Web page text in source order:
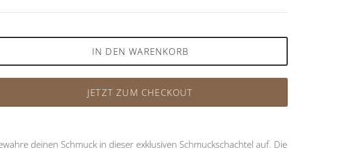
IN DEN WARENKORB
JETZT ZUM CHECKOUT
deinen Schmuck in dieser exklusiven Schmuckschachtel auf. Die